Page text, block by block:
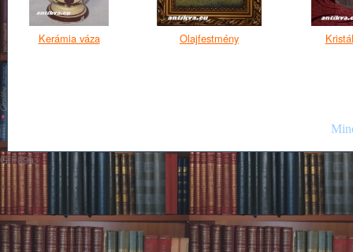
Kerámia váza Olajfestmény
GIF89a;